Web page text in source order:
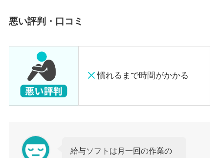
悪い評判・口コミ
慣れるまで時間がかかる
給与ソフトは月一回の作業の